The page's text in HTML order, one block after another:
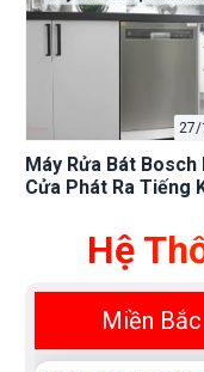
27/
Máy Rửa Bát Bosch
Cửa Phát Ra Tiếng
Nguyên Nhân &
Hệ
Miền Bắc